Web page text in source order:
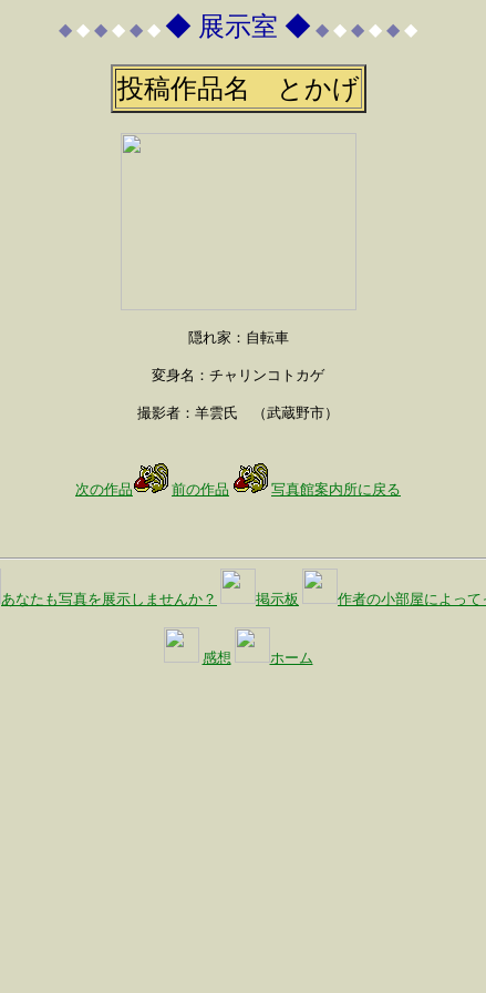
◆ ◆ ◆ ◆ ◆ ◆ ◆ 展示室 ◆ ◆ ◆ ◆ ◆ ◆ ◆
投稿作品名 とかげ
隠れ家：自転車
変身名：チャリンコトカゲ
撮影者：羊雲氏 （武蔵野市）
次の作品 前の作品 写真館案内所に戻る
あなたも写真を展示しませんか？ 掲示板 作者の小部屋によって
感想 ホーム